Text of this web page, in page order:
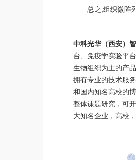
总之,组织微阵
中科光华（西安）
台、免疫学实验平
生物组织为主的产
拥有专业的技术服
和国内知名高校的
整体课题研究，可
大知名企业，高校